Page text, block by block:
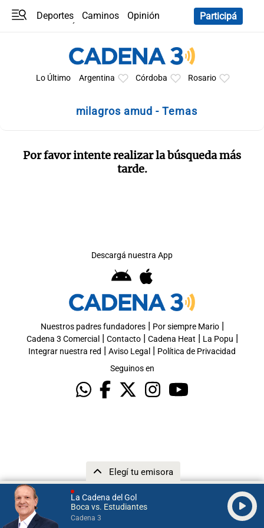
La Cadena del Gol
Boca vs. Estudiantes
Cadena 3
Elegí tu emisora
Deportes Caminos
Opinión
Participá
Lo Último Argentina Córdoba Rosario
milagros amud - Temas
Por favor intente realizar la búsqueda más
tarde.
Descargá nuestra App
Nuestros padres fundadores| Por siempre Mario|
Cadena 3 Comercial | Contacto| Cadena Heat | La Popu |
Integrar nuestra red | Aviso Legal | Política de Privacidad
Seguinos en